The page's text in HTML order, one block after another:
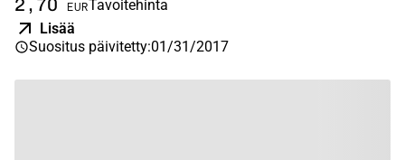
2,70 EURTavoitehinta
Lisää
Suositus päivitetty:01/31/2017